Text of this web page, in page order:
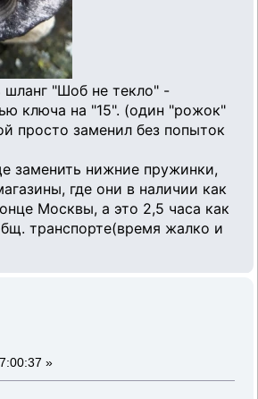
шланг "Шоб не текло" -
ключа на "15". (один "рожок"
просто заменил без попыток
заменить нижние пружинки,
где они в наличии как
Москвы, а это 2,5 часа как
транспорте(время жалко и
»